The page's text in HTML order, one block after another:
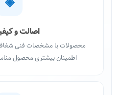
اصالت و
محصولات با مشخصات فنی شفاف
اطمینان بیشتری محصول